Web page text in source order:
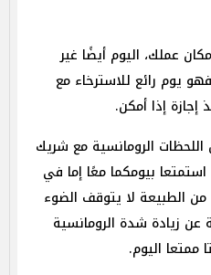
عملك، اليوم أيضًا غير
يوم رائع للاسترخاء مع
إجازة إذا أمكن.
الرومانسية مع شريك
بيومكما معًا إما في
الطبيعة لا يتوقف الضوء
عن زيادة شدة الرومانسية
اليوم.